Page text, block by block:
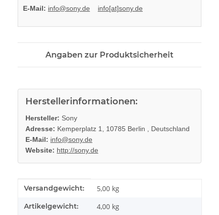
E-Mail: info@sony.de info[at]sony.de
Angaben zur Produktsicherheit
Herstellerinformationen:
Hersteller: Sony
Adresse: Kemperplatz 1, 10785 Berlin , Deutschland
E-Mail: info@sony.de
Website: http://sony.de
Produkteigenschaft
Wert
Versandgewicht: 5,00 kg
Artikelgewicht: 4,00 kg